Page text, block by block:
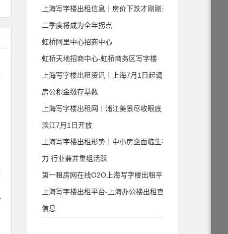
上海写字楼出租信息｜房价下跌才刚刚开始
二季度将成为全年拐点
虹桥阿里中心招商中心
虹桥天地招商中心-虹桥商务区写字楼
上海写字楼出租资讯｜上海7月1日起调整住
房公积金缴存基数
上海写字楼出租网｜浦江美景尽收眼底 虹口
滨江7月1日开放
上海写字楼出租形势｜中小房企面临生存压
力 行业兼并重组活跃
第一租房网在线O2O上海写字楼出租平台
上海写字楼出租平台-上海办公楼出租官方
信息